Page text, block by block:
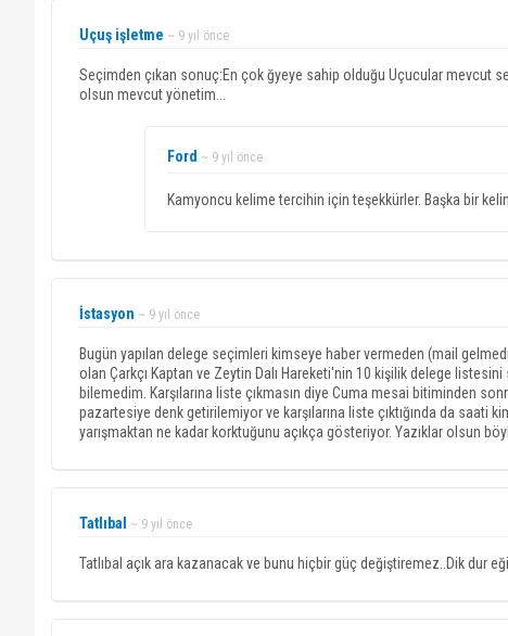
Uçuş işletme ~ 9 yıl önce
Seçimden çıkan sonuç:En çok ğyeye sahip olduğu Uçucular mevcut
olsun mevcut yönetim...
Ford ~ 9 yıl önce
Kamyoncu kelime tercihin için teşekkürler. Başka bir
İstasyon ~ 9 yıl önce
Bugün yapılan delege seçimleri kimseye haber vermeden (mail
olan Çarkçı Kaptan ve Zeytin Dalı Hareketi'nin 10 kişilik delege
bilemedim. Karşılarına liste çıkmasın diye Cuma mesai bitiminden
pazartesiye denk getirilemiyor ve karşılarına liste çıktığında da
yarışmaktan ne kadar korktuğunu açıkça gösteriyor. Yazıklar olsun
Tatlıbal ~ 9 yıl önce
Tatlıbal açık ara kazanacak ve bunu hiçbir güç değiştiremez..Dik dur